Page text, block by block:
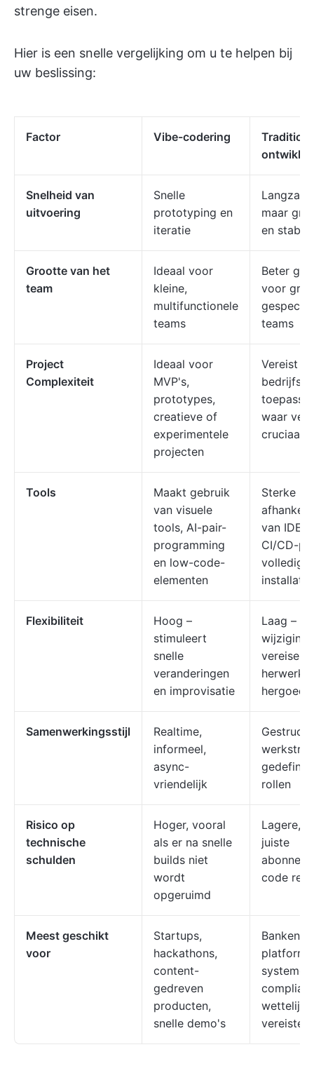
strenge eisen.
Hier is een snelle vergelijking om u te helpen bij
uw beslissing:
Factor Vibe-codering
Snelheid van
uitvoering
Snelle
prototyping en
iteratie
maar
en
Grootte van het
team
Ideaal voor
kleine,
multifunctionele
teams
Beter
voor
teams
Project
Complexiteit
Ideaal voor
MVP's,
prototypes,
creatieve of
experimentele
projecten
Vereist
waar
cruciaal is
Tools
Maakt gebruik
van visuele
tools, AI-pair-
programming
en low-code-
elementen
Sterke
van IDE's,
CI/CD-
volledige
installatie
Flexibiliteit
Hoog –
stimuleert
snelle
veranderingen
en improvisatie
Laag –
vereisen
herwerk
Samenwerkingsstijl
Realtime,
informeel,
async-
vriendelijk
rollen
Risico op
technische
schulden
Hoger, vooral
als er na snelle
builds niet
wordt
opgeruimd
Lagere,
juiste
code
Meest geschikt
voor
Startups,
hackathons,
content-
gedreven
producten,
snelle demo's
Banken,
wettelijke
vereisten